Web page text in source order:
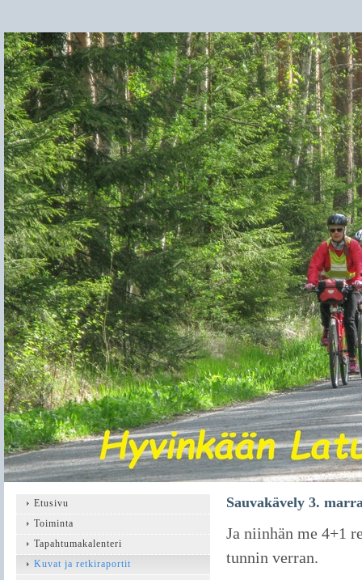
Sauvakävely 3.
Ja niinhän me 4+1
tunnin verran.
Etusivu
Toiminta
Tapahtumakalenteri
Kuvat ja retkiraportit